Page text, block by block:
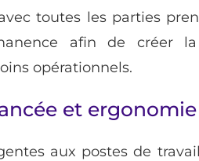
toutes les parties
afin de créer
opérationnels.
et ergonomie
aux postes de